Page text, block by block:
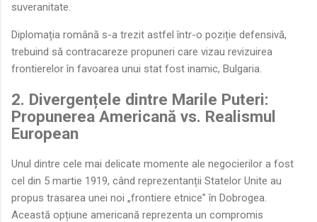
suveranitate.
Diplomația română s-a trezit astfel într-o poziție defensivă,
trebuind să contracareze propuneri care vizau revizuirea
frontierelor în favoarea unui stat fost inamic, Bulgaria.
2. Divergențele dintre Marile Puteri:
Propunerea Americană vs. Realismul
European
Unul dintre cele mai delicate momente ale negocierilor a fost
cel din 5 martie 1919, când reprezentanții Statelor Unite au
propus trasarea unei noi „frontiere etnice” în Dobrogea.
Această opțiune americană reprezenta un compromis